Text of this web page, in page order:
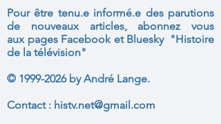
Pour être tenu.e informé.e des parutions
de nouveaux articles, abonnez vous
aux pages Facebook et Bluesky "Histoire
de la télévision"
© 1999-2026by André Lange.
Contact : histv.net@gmail.com